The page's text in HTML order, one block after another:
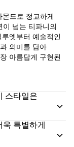
드로 정교하게
넘는 티파니의
엣부터 예술적인
의미를 담아
아름답게 구현된
스타일은
특별하게